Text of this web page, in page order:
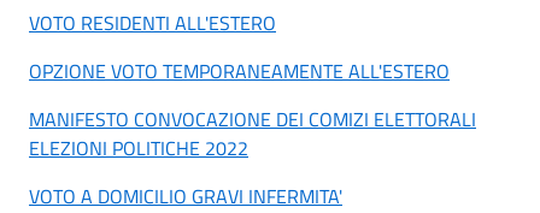
VOTO RESIDENTI ALL'ESTERO
OPZIONE VOTO TEMPORANEAMENTE ALL'ESTERO
MANIFESTO CONVOCAZIONE DEI COMIZI ELETTORALI
ELEZIONI POLITICHE 2022
VOTO A DOMICILIO GRAVI INFERMITA'